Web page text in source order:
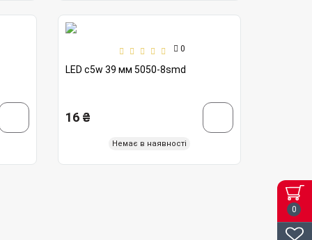
0
0
LED c5w 39 мм 5050-8smd
16 ₴
Немає в наявності